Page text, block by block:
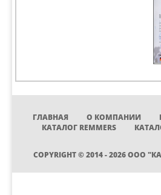
ГЛАВНАЯ О КОМПАНИИ
КАТАЛОГ REMMERS
COPYRIGHT © 2014 - 2026 ООО